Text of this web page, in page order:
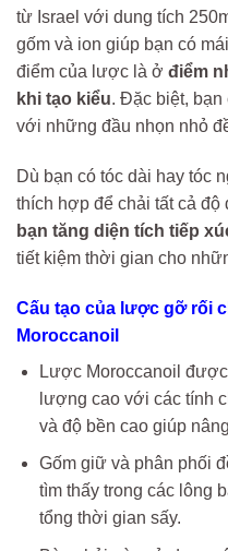
từ Israel với dung tích
gốm và ion giúp bạn có
điểm của lược là ở điểm
khi tạo kiểu. Đặc biệt, bạn
với những đầu nhọn nhỏ
Dù bạn có tóc dài hay tóc
thích hợp để chải tất cả độ
bạn tăng diện tích tiếp
tiết kiệm thời gian cho
Cấu tạo của lược gỡ rối
Moroccanoil
Lược Moroccanoil
lượng cao với các tính
và độ bền cao giúp
Gốm giữ và phân phối
tìm thấy trong các lông
tổng thời gian sấy.